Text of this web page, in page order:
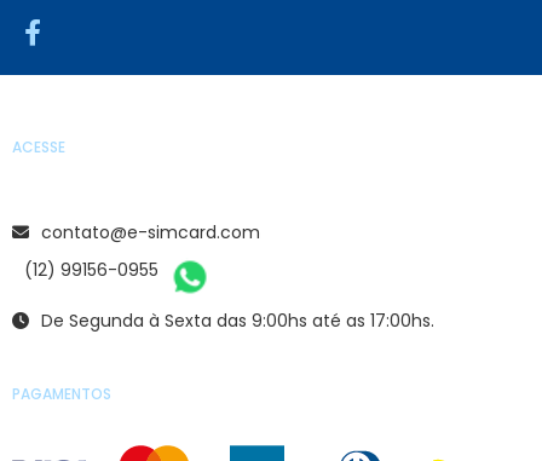
ACESSE
contato@e-simcard.com
(12) 99156-0955
De Segunda à Sexta das 9:00hs até as 17:00hs.
PAGAMENTOS